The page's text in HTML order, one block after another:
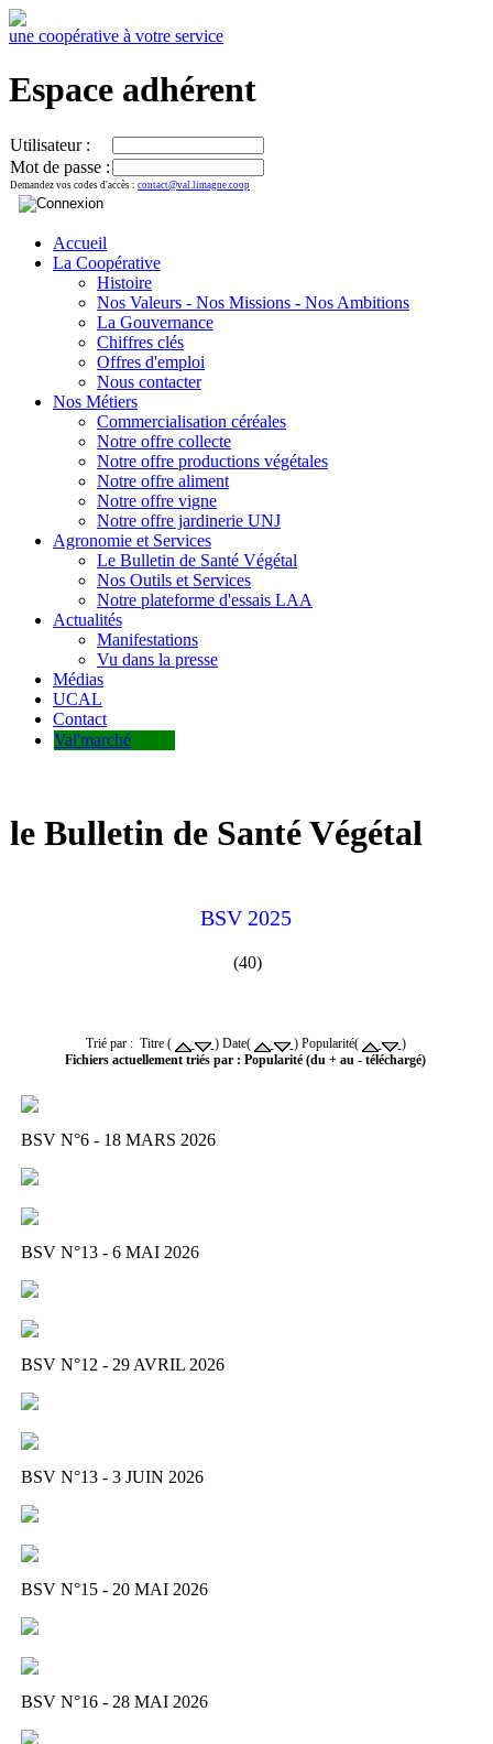
une coopérative à votre service
Espace adhérent
Utilisateur :
Mot de passe :
Demandez vos codes d'accès : contact@val.limagne.coop
Accueil
La Coopérative
Histoire
Nos Valeurs - Nos Missions - Nos Ambitions
La Gouvernance
Chiffres clés
Offres d'emploi
Nous contacter
Nos Métiers
Commercialisation céréales
Notre offre collecte
Notre offre productions végétales
Notre offre aliment
Notre offre vigne
Notre offre jardinerie UNJ
Agronomie et Services
Le Bulletin de Santé Végétal
Nos Outils et Services
Notre plateforme d'essais LAA
Actualités
Manifestations
Vu dans la presse
Médias
UCAL
Contact
Val'marché
le Bulletin de Santé Végétal
BSV 2025
(40)
Trié par : Titre ( ) Date( ) Popularité(
)
Fichiers actuellement triés par : Popularité (du + au - téléchargé)
BSV N°6 - 18 MARS 2026
BSV N°13 - 6 MAI 2026
BSV N°12 - 29 AVRIL 2026
BSV N°13 - 3 JUIN 2026
BSV N°15 - 20 MAI 2026
BSV N°16 - 28 MAI 2026